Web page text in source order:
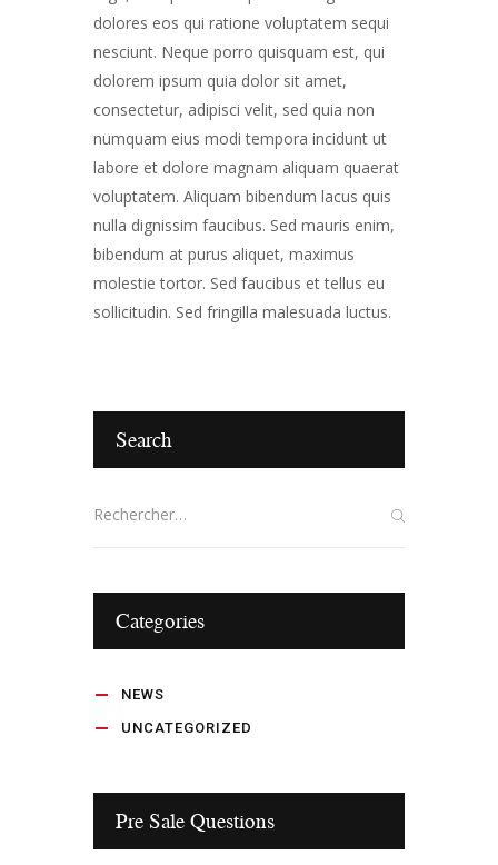
dolores eos qui ratione voluptatem sequi
nesciunt. Neque porro quisquam est, qui
dolorem ipsum quia dolor sit amet,
consectetur, adipisci velit, sed quia non
numquam eius modi tempora incidunt ut
labore et dolore magnam aliquam quaerat
voluptatem. Aliquam bibendum lacus quis
nulla dignissim faucibus. Sed mauris enim,
bibendum at purus aliquet, maximus
molestie tortor. Sed faucibus et tellus eu
sollicitudin. Sed fringilla malesuada luctus.
Search
Categories
NEWS
UNCATEGORIZED
Pre Sale Questions